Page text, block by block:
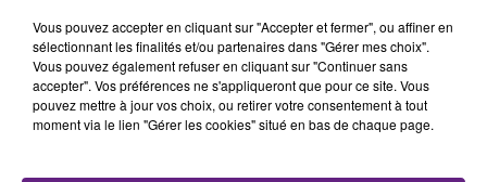
Publié : 2 septembre 2024 à 6h30 par Fabrice Aubry
Vous pouvez accepter en cliquant sur "Accepter et fermer", ou affiner en
sélectionnant les finalités et/ou partenaires dans "Gérer mes choix".
Vous pouvez également refuser en cliquant sur "Continuer sans
accepter". Vos préférences ne s'appliqueront que pour ce site. Vous
pouvez mettre à jour vos choix, ou retirer votre consentement à tout
moment via le lien "Gérer les cookies" situé en bas de chaque page.